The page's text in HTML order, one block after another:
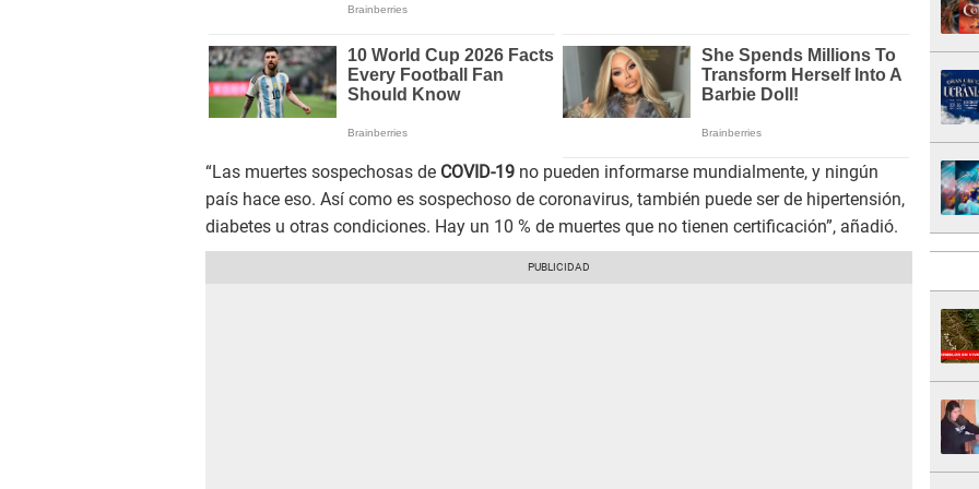
“Las muertes sospechosas de COVID-19 no pueden informarse mundialmente, y ningún
país hace eso. Así como es sospechoso de coronavirus, también puede ser de hipertensión,
diabetes u otras condiciones. Hay un 10 % de muertes que no tienen certificación”, añadió.